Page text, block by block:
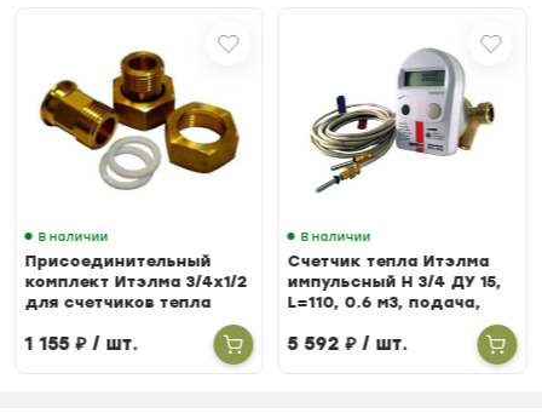
В наличии
Присоединительный
комплект Итэлма 3/4х1/2
для счетчиков тепла
1 155₽/ шт.
В наличии
Счетчик тепла Итэлма
импульсный Н 3/4 ДУ 15,
L=110, 0.6 м3, подача,
5 592₽/ шт.